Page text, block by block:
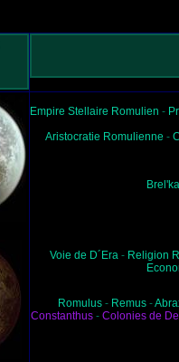
Empire Stellaire Romulien -
Aristocratie Romulienne -
Voie de D´Era- Religion
Romulus - Remus -
Constanthus - Colonies de